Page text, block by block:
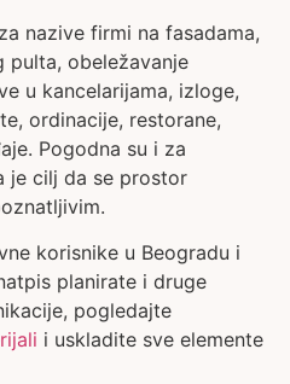
nazive firmi na fasadama,
obeležavanje
u kancelarijama, izloge,
ordinacije, restorane,
Pogodna su i za
je cilj da se prostor
korisnike u Beogradu i
planirate i druge
pogledajte
i uskladite sve elemente